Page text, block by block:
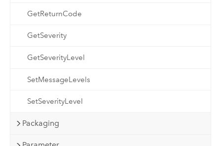
GetReturnCode
GetSeverity
GetSeverityLevel
SetMessageLevels
SetSeverityLevel
Packaging